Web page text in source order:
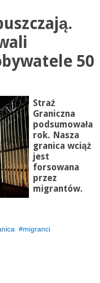
50
Straż
Graniczna
podsumowała
rok. Nasza
granica wciąż
jest
forsowana
przez
migrantów.
migranci